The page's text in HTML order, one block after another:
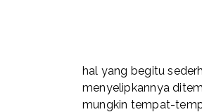
hal yang begitu
menyelipkannya
mungkin tempat-